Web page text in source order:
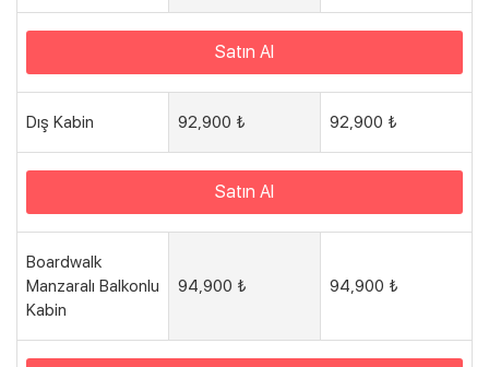
Satın Al
Dış Kabin 92,900 ₺ 92,900 ₺
Satın Al
Boardwalk
Manzaralı Balkonlu
Kabin
94,900 ₺ 94,900 ₺